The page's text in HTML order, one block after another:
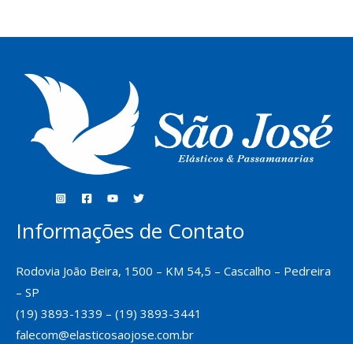
Informações de Contato
Rodovia João Beira, 1500 – KM 54,5 – Cascalho – Pedreira
– SP
(19) 3893-1339 – (19) 3893-3441
falecom@elasticosaojose.com.br